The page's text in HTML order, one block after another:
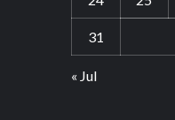
31
« Jul